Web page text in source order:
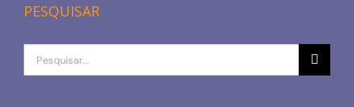
PESQUISAR
Procurar
por